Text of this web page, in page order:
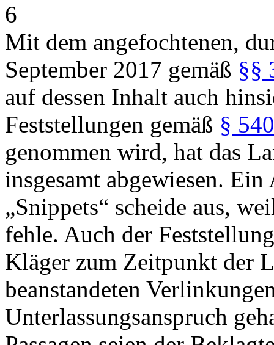
6
Mit dem angefochtenen,
September 2017 gemäß §§
auf dessen Inhalt auch
Feststellungen gemäß §
genommen wird, hat das
insgesamt abgewiesen.
„Snippets“ scheide aus,
fehle. Auch der
Kläger zum Zeitpunkt der
beanstandeten
Unterlassungsanspruch